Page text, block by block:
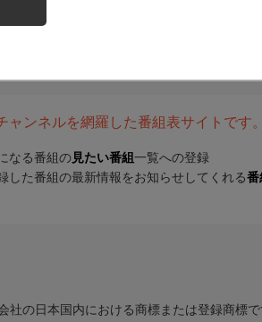
ンネルを網羅した番組表サイトです。
なる番組の 見たい番組 一覧への登録
した番組の最新情報をお知らせしてくれる番
の日本国内における商標または登録商標で